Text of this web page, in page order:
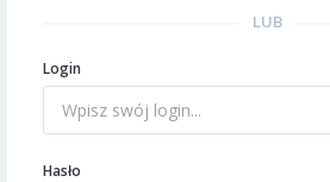
LUB
Login
Hasło